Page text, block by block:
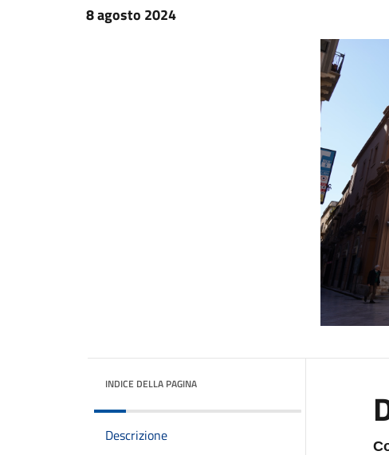
8 agosto 2024
INDICE DELLA PAGINA
Descrizione